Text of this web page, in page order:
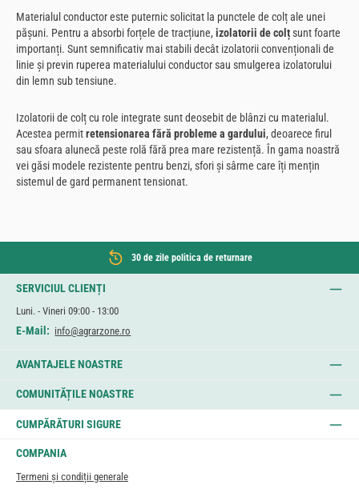
Materialul conductor este puternic solicitat la punctele de colț ale unei
pășuni. Pentru a absorbi forțele de tracțiune, izolatorii de colțsunt foarte
importanți. Sunt semnificativ mai stabili decât izolatorii convenționali de
linie și previn ruperea materialului conductor sau smulgerea izolatorului
din lemn sub tensiune.
Izolatorii de colț cu role integrate sunt deosebit de blânzi cu materialul.
Acestea permitretensionarea fără probleme a gardului, deoarece firul
sau sfoara alunecă peste rolă fără prea mare rezistență. În gama noastră
vei găsi modele rezistente pentru benzi, sfori și sârme care îți mențin
sistemul de gard permanent tensionat.
30 de zile politica de returnare
SERVICIUL CLIENȚI
Luni. - Vineri 09:00 - 13:00
E-Mail: info@agrarzone.ro
AVANTAJELE NOASTRE
COMUNITĂȚILE NOASTRE
CUMPĂRĂTURI SIGURE
COMPANIA
Termeni și condiții generale